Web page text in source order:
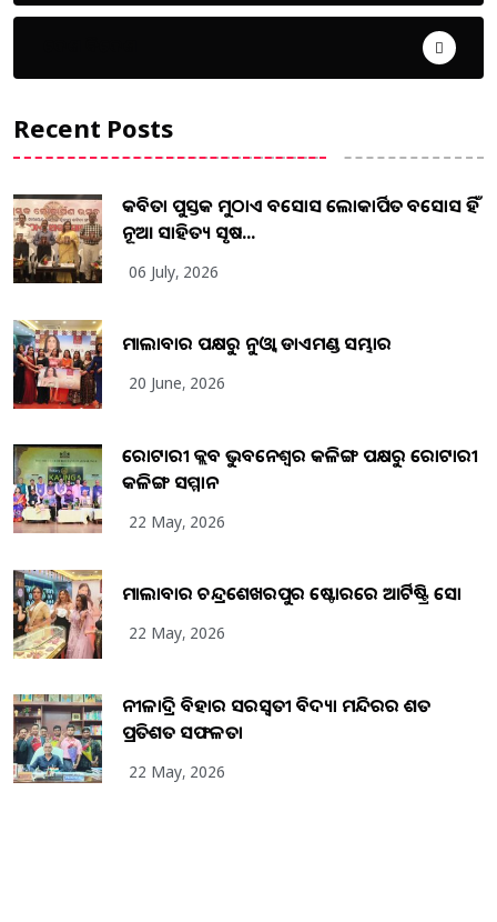
Recent Posts
କବିତା ପୁସ୍ତକ ମୁଠାଏ ଅବସୋସ ଲୋକାର୍ପିତ ଅବସୋସ ହିଁ
ନୂଆ ସାହିତ୍ୟ ସୃଷ...
06 July, 2026
ମାଲାବାର ପକ୍ଷରୁ ନୁଓ୍ବା ଡାଏମଣ୍ଡ ସମ୍ଭାର
20 June, 2026
ରୋଟାରୀ କ୍ଲବ ଭୁବନେଶ୍ୱର କଳିଙ୍ଗ ପକ୍ଷରୁ ରୋଟାରୀ
କଳିଙ୍ଗ ସମ୍ମାନ
22 May, 2026
ମାଲାବାର ଚନ୍ଦ୍ରଶେଖରପୁର ଷ୍ଟୋରରେ ଆର୍ଟିଷ୍ଟ୍ରି ସୋ
22 May, 2026
ନୀଳାଦ୍ରି ବିହାର ସରସ୍ୱତୀ ବିଦ୍ୟା ମନ୍ଦିରର ଶତ
ପ୍ରତିଶତ ସଫଳତା
22 May, 2026